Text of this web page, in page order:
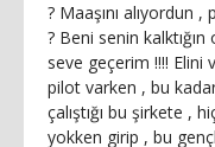
? Maaşını alıyordun
? Beni senin
seve geçerim !!!! Elini
pilot varken , bu
çalıştığı bu şirkete ,
yokken girip , bu